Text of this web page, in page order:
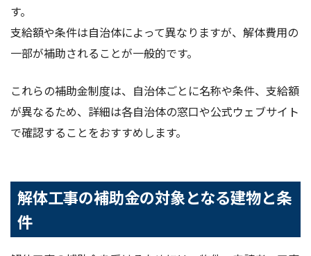
す。
支給額や条件は自治体によって異なりますが、解体費用の
一部が補助されることが一般的です。
これらの補助金制度は、自治体ごとに名称や条件、支給額
が異なるため、詳細は各自治体の窓口や公式ウェブサイト
で確認することをおすすめします。
解体工事の補助金の対象となる建物と条
件